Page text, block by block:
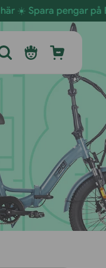
pengar på E-Bikes
Logga
in
Vagn